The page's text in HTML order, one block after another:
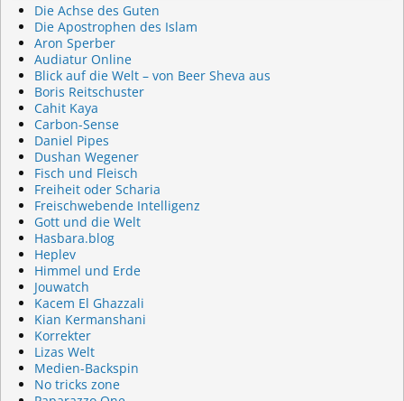
Die Achse des Guten
Die Apostrophen des Islam
Aron Sperber
Audiatur Online
Blick auf die Welt – von Beer Sheva aus
Boris Reitschuster
Cahit Kaya
Carbon-Sense
Daniel Pipes
Dushan Wegener
Fisch und Fleisch
Freiheit oder Scharia
Freischwebende Intelligenz
Gott und die Welt
Hasbara.blog
Heplev
Himmel und Erde
Jouwatch
Kacem El Ghazzali
Kian Kermanshani
Korrekter
Lizas Welt
Medien-Backspin
No tricks zone